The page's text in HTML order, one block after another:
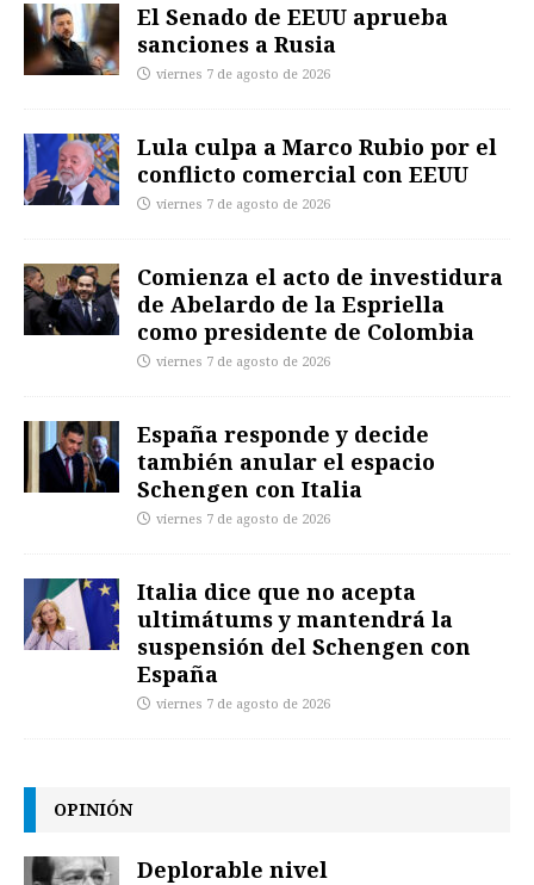
El Senado de EEUU aprueba
sanciones a Rusia
viernes 7 de agosto de 2026
Lula culpa a Marco Rubio por el
conflicto comercial con EEUU
viernes 7 de agosto de 2026
Comienza el acto de investidura
de Abelardo de la Espriella
como presidente de Colombia
viernes 7 de agosto de 2026
España responde y decide
también anular el espacio
Schengen con Italia
viernes 7 de agosto de 2026
Italia dice que no acepta
ultimátums y mantendrá la
suspensión del Schengen con
España
viernes 7 de agosto de 2026
OPINIÓN
Deplorable nivel